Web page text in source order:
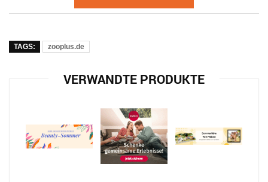
TAGS: zooplus.de
VERWANDTE PRODUKTE